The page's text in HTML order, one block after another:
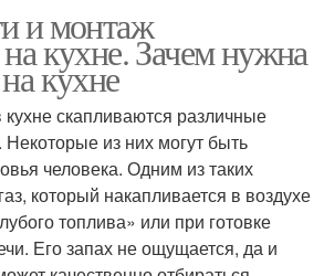
и монтаж
кухне. Зачем нужна
кухне
скапливаются различные
из них могут быть
человека. Одним из таких
который накапливается в воздухе
топлива» или при готовке
Его запах не ощущается, да и